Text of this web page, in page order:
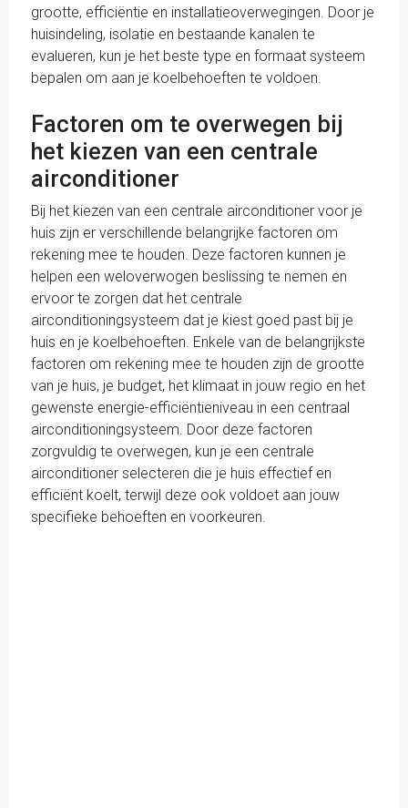
grootte, efficiëntie en installatieoverwegingen. Door je
huisindeling, isolatie en bestaande kanalen te
evalueren, kun je het beste type en formaat systeem
bepalen om aan je koelbehoeften te voldoen.
Factoren om te overwegen bij
het kiezen van een centrale
airconditioner
Bij het kiezen van een centrale airconditioner voor je
huis zijn er verschillende belangrijke factoren om
rekening mee te houden. Deze factoren kunnen je
helpen een weloverwogen beslissing te nemen en
ervoor te zorgen dat het centrale
airconditioningsysteem dat je kiest goed past bij je
huis en je koelbehoeften. Enkele van de belangrijkste
factoren om rekening mee te houden zijn de grootte
van je huis, je budget, het klimaat in jouw regio en het
gewenste energie-efficiëntieniveau in een centraal
airconditioningsysteem. Door deze factoren
zorgvuldig te overwegen, kun je een centrale
airconditioner selecteren die je huis effectief en
efficiënt koelt, terwijl deze ook voldoet aan jouw
specifieke behoeften en voorkeuren.